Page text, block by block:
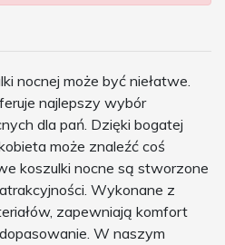
nocnej może być niełatwe.
najlepszy wybór
dla pań. Dzięki bogatej
może znaleźć coś
koszulki nocne są stworzone
Wykonane z
zapewniają komfort
W naszym